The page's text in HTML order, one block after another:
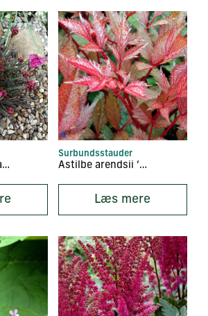
Armeria maritima ‘Vesuvius’
Surbundsstauder
Astilbe arendsii ‘Erika’
Læs mere